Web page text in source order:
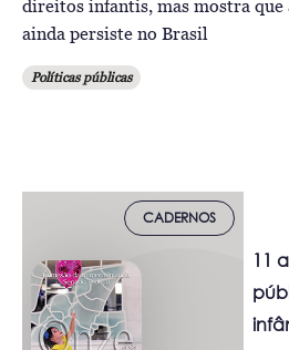
direitos infantis, mas mostra que
ainda persiste no Brasil
Políticas públicas
CADERNOS
11